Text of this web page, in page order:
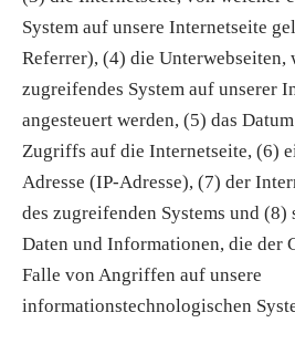
System auf unsere Internetseite
Referrer), (4) die Unterwebseiten,
zugreifendes System auf unserer
angesteuert werden, (5) das
Zugriffs auf die Internetseite, (6)
Adresse (IP-Adresse), (7) der
des zugreifenden Systems und (8)
Daten und Informationen, die der
Falle von Angriffen auf unsere
informationstechnologischen